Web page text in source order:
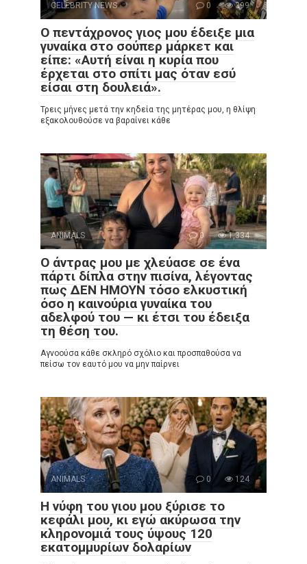
CELEBRITY NEWS 0 399
Ο πεντάχρονος γιος μου έδειξε μια
γυναίκα στο σούπερ μάρκετ και
είπε: «Αυτή είναι η κυρία που
έρχεται στο σπίτι μας όταν εσύ
είσαι στη δουλειά».
Τρεις μήνες μετά την κηδεία της μητέρας μου, η θλίψη
εξακολουθούσε να βαραίνει κάθε
ANIMALS 0 1,334
Ο άντρας μου με χλεύασε σε ένα
πάρτι δίπλα στην πισίνα, λέγοντας
πως ΔΕΝ ΗΜΟΥΝ τόσο ελκυστική
όσο η καινούρια γυναίκα του
αδελφού του — κι έτσι του έδειξα
τη θέση του.
Αγνοούσα κάθε σκληρό σχόλιο και προσπαθούσα να
πείσω τον εαυτό μου να μην παίρνει
ANIMALS 0 124
Η νύφη του γιου μου ξύρισε το
κεφάλι μου, κι εγώ ακύρωσα την
κληρονομιά τους ύψους 120
εκατομμυρίων δολαρίων